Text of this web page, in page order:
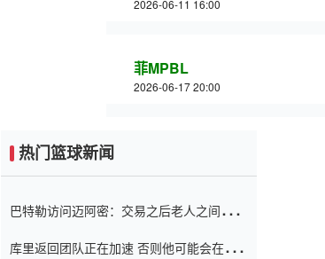
2026-06-11 16:00
菲MPBL
2026-06-17 20:00
热门篮球新闻
巴特勒访问迈阿密：交易之后老人之间的第
库里返回团队正在加速 否则他可能会在下